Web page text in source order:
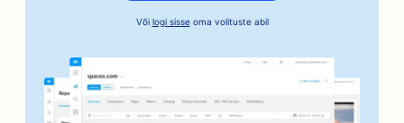
SEO pankadele
SEO juuksuripoodidele
Või logi sisseoma volituste abil